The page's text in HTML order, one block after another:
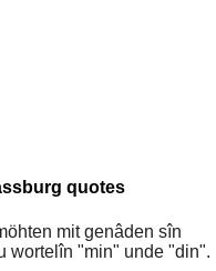
quotes
mit genâden sîn
wortelîn "min" unde "din".